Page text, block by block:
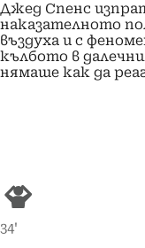
Джед Спенс
наказателното
въздуха и с
кълбото в
нямаше как да
34'